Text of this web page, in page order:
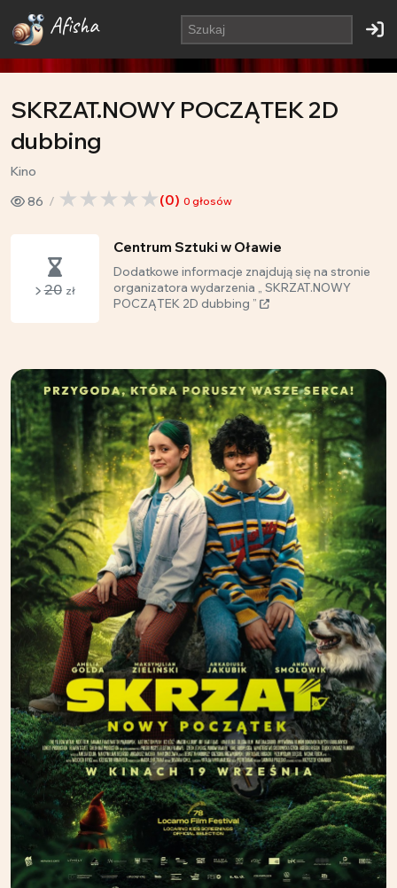
Afisha
SKRZAT.NOWY POCZĄTEK 2D
dubbing
Kino
86
(0) 0 głosów
20 zł
Centrum Sztuki w Oławie
Dodatkowe informacje znajdują się na stronie
organizatora wydarzenia „ SKRZAT.NOWY
POCZĄTEK 2D dubbing ”